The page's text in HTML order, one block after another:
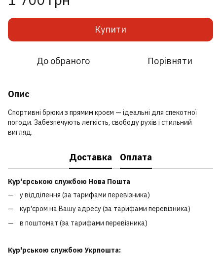
Купити
До обраного Порівняти
Опис
Спортивні брюки з прямим кроєм — ідеальні для спекотної
погоди. Забезпечують легкість, свободу рухів і стильний
вигляд.
Доставка Оплата
Кур'єрською службою Нова Пошта
у відділення (за тарифами перевізника)
кур'єром на Вашу адресу (за тарифами перевізника)
в поштомат (за тарифами перевізника)
Кур'рською службою Укрпошта: